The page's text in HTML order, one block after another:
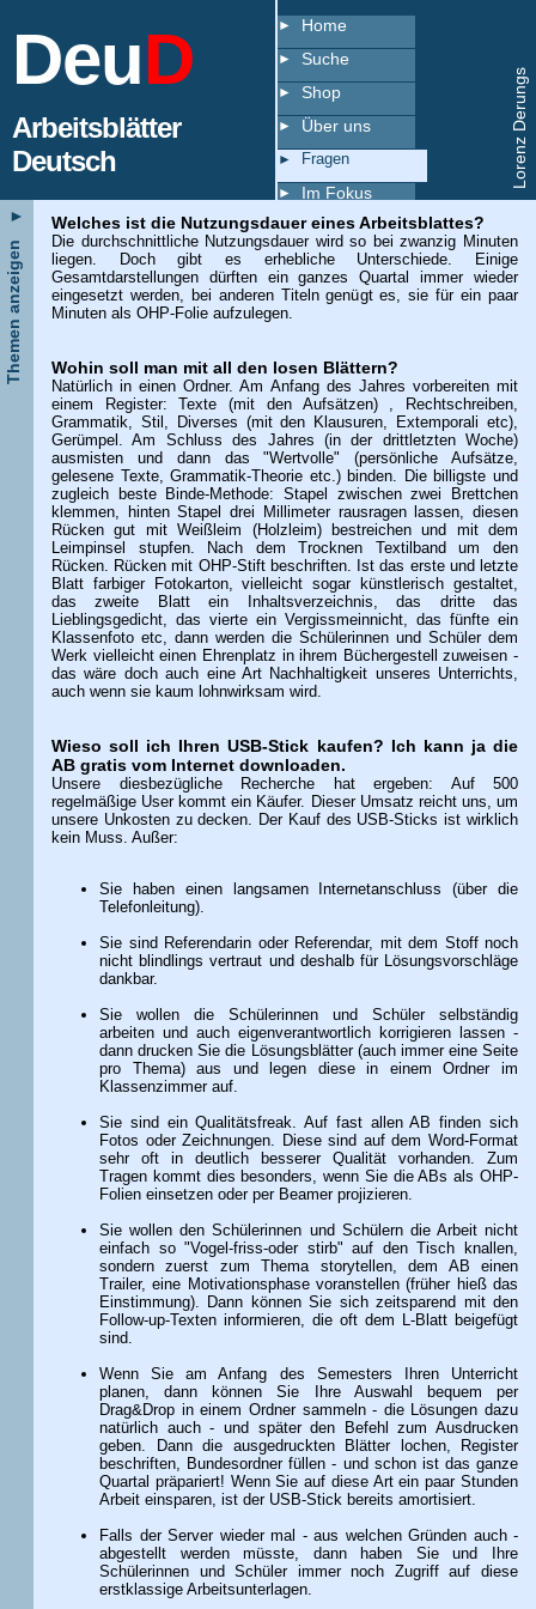
DeuD
Lorenz Derungs
Arbeitsblätter
Deutsch
Home
Suche
Shop
Über uns
Fragen
Im Fokus
Copyright
Index
►
Themen anzeigen
Welches ist die Nutzungsdauer eines Arbeitsblattes?
Die durchschnittliche Nutzungsdauer wird so bei zwanzig Minuten
liegen. Doch gibt es erhebliche Unterschiede. Einige
Gesamtdarstellungen dürften ein ganzes Quartal immer wieder
eingesetzt werden, bei anderen Titeln genügt es, sie für ein paar
Minuten als OHP-Folie aufzulegen.
Wohin soll man mit all den losen Blättern?
Natürlich in einen Ordner. Am Anfang des Jahres vorbereiten mit
einem Register: Texte (mit den Aufsätzen) , Rechtschreiben,
Grammatik, Stil, Diverses (mit den Klausuren, Extemporali etc),
Gerümpel. Am Schluss des Jahres (in der drittletzten Woche)
ausmisten und dann das "Wertvolle" (persönliche Aufsätze,
gelesene Texte, Grammatik-Theorie etc.) binden. Die billigste und
zugleich beste Binde-Methode: Stapel zwischen zwei Brettchen
klemmen, hinten Stapel drei Millimeter rausragen lassen, diesen
Rücken gut mit Weißleim (Holzleim) bestreichen und mit dem
Leimpinsel stupfen. Nach dem Trocknen Textilband um den
Rücken. Rücken mit OHP-Stift beschriften. Ist das erste und letzte
Blatt farbiger Fotokarton, vielleicht sogar künstlerisch gestaltet,
das zweite Blatt ein Inhaltsverzeichnis, das dritte das
Lieblingsgedicht, das vierte ein Vergissmeinnicht, das fünfte ein
Klassenfoto etc, dann werden die Schülerinnen und Schüler dem
Werk vielleicht einen Ehrenplatz in ihrem Büchergestell zuweisen -
das wäre doch auch eine Art Nachhaltigkeit unseres Unterrichts,
auch wenn sie kaum lohnwirksam wird.
Wieso soll ich Ihren USB-Stick kaufen? Ich kann ja die
AB gratis vom Internet downloaden.
Unsere diesbezügliche Recherche hat ergeben: Auf 500
regelmäßige User kommt ein Käufer. Dieser Umsatz reicht uns, um
unsere Unkosten zu decken. Der Kauf des USB-Sticks ist wirklich
kein Muss. Außer:
Sie haben einen langsamen Internetanschluss (über die
Telefonleitung).
Sie sind Referendarin oder Referendar, mit dem Stoff noch
nicht blindlings vertraut und deshalb für Lösungsvorschläge
dankbar.
Sie wollen die Schülerinnen und Schüler selbständig
arbeiten und auch eigenverantwortlich korrigieren lassen -
dann drucken Sie die Lösungsblätter (auch immer eine Seite
pro Thema) aus und legen diese in einem Ordner im
Klassenzimmer auf.
Sie sind ein Qualitätsfreak. Auf fast allen AB finden sich
Fotos oder Zeichnungen. Diese sind auf dem Word-Format
sehr oft in deutlich besserer Qualität vorhanden. Zum
Tragen kommt dies besonders, wenn Sie die ABs als OHP-
Folien einsetzen oder per Beamer projizieren.
Sie wollen den Schülerinnen und Schülern die Arbeit nicht
einfach so "Vogel-friss-oder stirb" auf den Tisch knallen,
sondern zuerst zum Thema storytellen, dem AB einen
Trailer, eine Motivationsphase voranstellen (früher hieß das
Einstimmung). Dann können Sie sich zeitsparend mit den
Follow-up-Texten informieren, die oft dem L-Blatt beigefügt
sind.
Wenn Sie am Anfang des Semesters Ihren Unterricht
planen, dann können Sie Ihre Auswahl bequem per
Drag&Drop in einem Ordner sammeln - die Lösungen dazu
natürlich auch - und später den Befehl zum Ausdrucken
geben. Dann die ausgedruckten Blätter lochen, Register
beschriften, Bundesordner füllen - und schon ist das ganze
Quartal präpariert! Wenn Sie auf diese Art ein paar Stunden
Arbeit einsparen, ist der USB-Stick bereits amortisiert.
Falls der Server wieder mal - aus welchen Gründen auch -
abgestellt werden müsste, dann haben Sie und Ihre
Schülerinnen und Schüler immer noch Zugriff auf diese
erstklassige Arbeitsunterlagen.